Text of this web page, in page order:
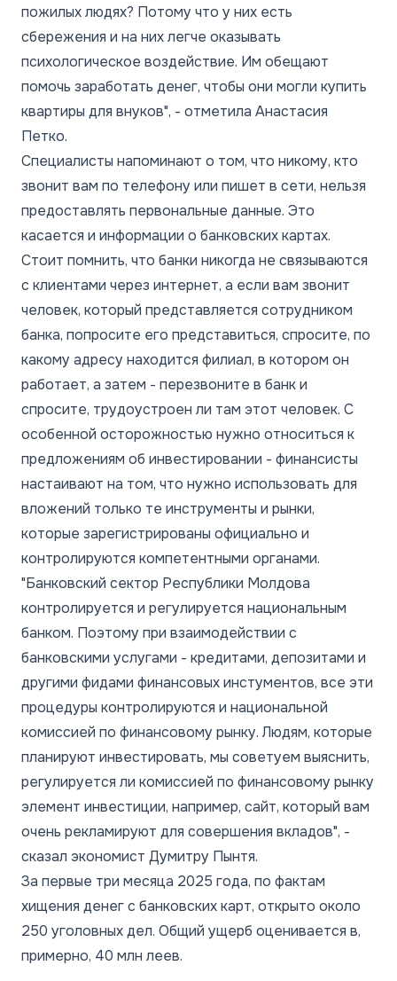
пожилых людях? Потому что у них есть
сбережения и на них легче оказывать
психологическое воздействие. Им обещают
помочь заработать денег, чтобы они могли купить
квартиры для внуков", - отметила Анастасия
Петко.
Специалисты напоминают о том, что никому, кто
звонит вам по телефону или пишет в сети, нельзя
предоставлять первональные данные. Это
касается и информации о банковских картах.
Стоит помнить, что банки никогда не связываются
с клиентами через интернет, а если вам звонит
человек, который представляется сотрудником
банка, попросите его представиться, спросите, по
какому адресу находится филиал, в котором он
работает, а затем - перезвоните в банк и
спросите, трудоустроен ли там этот человек. С
особенной осторожностью нужно относиться к
предложениям об инвестировании - финансисты
настаивают на том, что нужно использовать для
вложений только те инструменты и рынки,
которые зарегистрированы официально и
контролируются компетентными органами.
"Банковский сектор Республики Молдова
контролируется и регулируется национальным
банком. Поэтому при взаимодействии с
банковскими услугами - кредитами, депозитами и
другими фидами финансовых инстументов, все эти
процедуры контролируются и национальной
комиссией по финансовому рынку. Людям, которые
планируют инвестировать, мы советуем выяснить,
регулируется ли комиссией по финансовому рынку
элемент инвестиции, например, сайт, который вам
очень рекламируют для совершения вкладов", -
сказал экономист Думитру Пынтя.
За первые три месяца 2025 года, по фактам
хищения денег с банковских карт, открыто около
250 уголовных дел. Общий ущерб оценивается в,
примерно, 40 млн леев.